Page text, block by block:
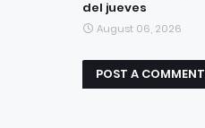
del jueves
August 06, 2026
POST A COMMENT